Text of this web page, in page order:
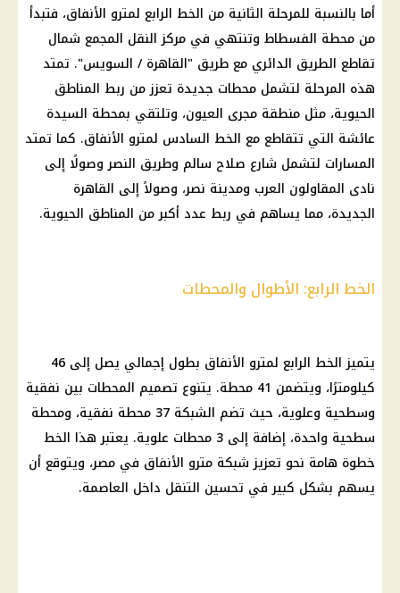
أما بالنسبة للمرحلة الثانية من الخط الرابع لمترو الأنفاق، فتبدأ
من محطة الفسطاط وتنتهي في مركز النقل المجمع شمال
تقاطع الطريق الدائري مع طريق "القاهرة/ السويس". تمتد
هذه المرحلة لتشمل محطات جديدة تعزز من ربط المناطق
الحيوية، مثل منطقة مجرى العيون، وتلتقي بمحطة السيدة
عائشة التي تتقاطع مع الخط السادس لمترو الأنفاق. كما تمتد
المسارات لتشمل شارع صلاح سالم وطريق النصر وصولًا إلى
نادى المقاولون العرب ومدينة نصر، وصولاً إلى القاهرة
الجديدة، مما يساهم في ربط عدد أكبر من المناطق الحيوية.
الخط الرابع: الأطوال والمحطات
يتميز الخط الرابع لمترو الأنفاق بطول إجمالي يصل إلى 46
كيلومترًا، ويتضمن 41 محطة. يتنوع تصميم المحطات بين نفقية
وسطحية وعلوية، حيث تضم الشبكة 37 محطة نفقية، ومحطة
سطحية واحدة، إضافة إلى 3 محطات علوية. يعتبر هذا الخط
خطوة هامة نحو تعزيز شبكة مترو الأنفاق في مصر، ويتوقع أن
يسهم بشكل كبير في تحسين التنقل داخل العاصمة.